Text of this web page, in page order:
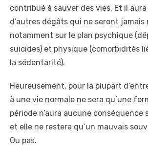
contribué à sauver des vies. Et il
d’autres dégâts qui ne seront jamais
notamment sur le plan psychique
suicides) et physique (comorbidités
la sédentarité).
Heureusement, pour la plupart
à une vie normale ne sera qu’une
période n’aura aucune conséquence
et elle ne restera qu’un mauvais
Ou pas.